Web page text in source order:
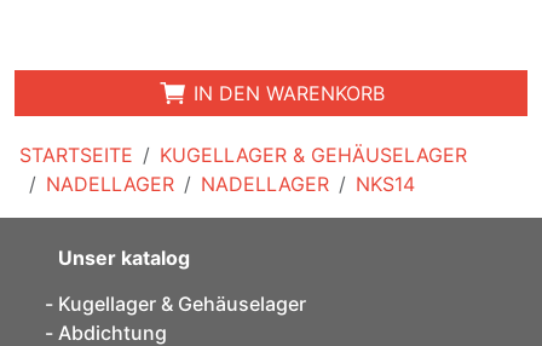
STARTSEITE
KUGELLAGER & GEHÄUSELAGER
NADELLAGER
NADELLAGER NKS14
IN DEN WARENKORB
Unser katalog
Kugellager & Gehäuselager
Abdichtung